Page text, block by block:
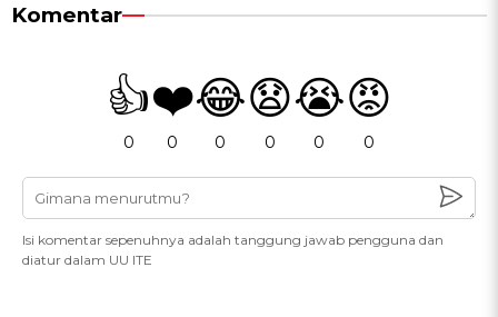
Komentar
👍
0
❤️
0
😂
0
😧
0
😭
0
😡
0
Isi komentar sepenuhnya adalah tanggung jawab pengguna dan
diatur dalam UU ITE